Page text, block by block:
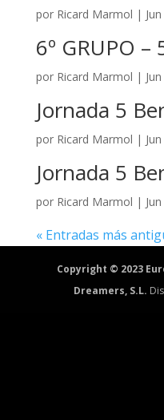
por Ricard Marmol |
6º GRUPO –
por Ricard Marmol |
Jornada 5
por Ricard Marmol |
Jornada 5
por Ricard Marmol |
« Entradas más
Copyright © 2023
Dreamers, S.L.